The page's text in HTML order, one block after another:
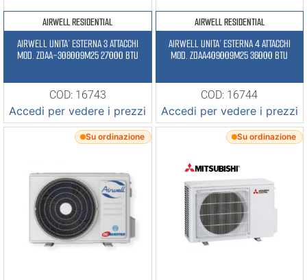
AIRWELL RESIDENTIAL
AIRWELL UNITA’ ESTERNA 3 ATTACCHI
MOD. ZDAA-308009M25 27000 BTU
COD: 16743
Accedi per vedere i prezzi
AIRWELL RESIDENTIAL
AIRWELL UNITA’ ESTERNA 4 ATTACCHI
MOD. ZDAA409009M25 36000 BTU
COD: 16744
Accedi per vedere i prezzi
Su ordinazione Su ordinazione